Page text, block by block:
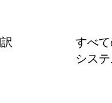
すべ
シス